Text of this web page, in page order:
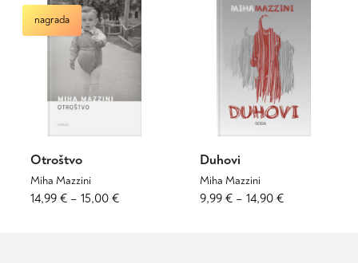
9,99 €
do
14,90 €
več
različic.
Možnosti
lahko
več
različic.
Možnosti
lahko
izberete
strani
izdelka
nagrada
Otroštvo
Miha Mazzini
14,99 € – 15,00 €Cenovni
Ta
Duhovi
Miha Mazzini
9,99 € – 14,90 €Cenovni
Ta